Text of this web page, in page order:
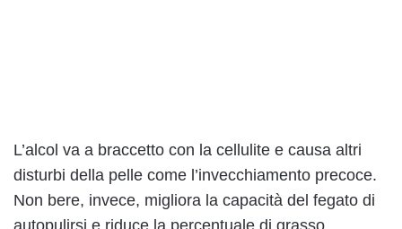
L’alcol va a braccetto con la cellulite e causa altri
disturbi della pelle come l’invecchiamento precoce.
Non bere, invece, migliora la capacità del fegato di
autopulirsi e riduce la percentuale di grasso